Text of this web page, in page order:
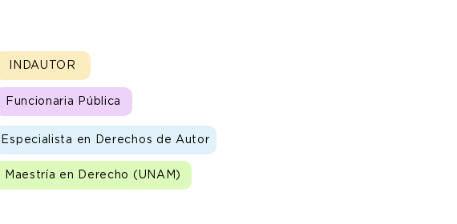
INDAUTOR
Funcionaria Pública
Especialista en Derechos de Autor
Maestría en Derecho (UNAM)